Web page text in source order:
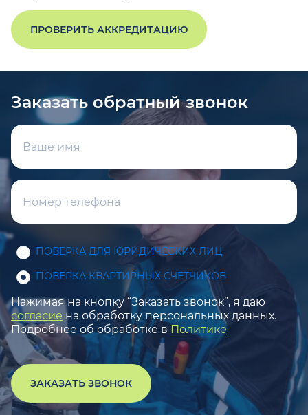
ПРОВЕРИТЬ АККРЕДИТАЦИЮ
Заказать обратный звонок
ПОВЕРКА ДЛЯ ЮРИДИЧЕСКИХ ЛИЦ
ПОВЕРКА КВАРТИРНЫХ СЧЕТЧИКОВ
Нажимая на кнопку “Заказать звонок”, я даю
согласие на обработку персональных данных.
Подробнее об обработке в Политике
ЗАКАЗАТЬ ЗВОНОК